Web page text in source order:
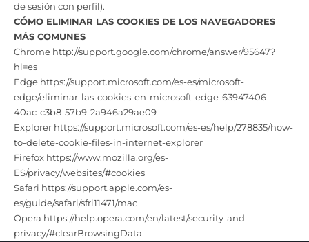
de sesión con perfil).
CÓMO ELIMINAR LAS COOKIES DE LOS NAVEGADORES
MÁS COMUNES
Chrome http://support.google.com/chrome/answer/95647?
hl=es
Edge https://support.microsoft.com/es-es/microsoft-
edge/eliminar-las-cookies-en-microsoft-edge-63947406-
40ac-c3b8-57b9-2a946a29ae09
Explorer https://support.microsoft.com/es-es/help/278835/how-
to-delete-cookie-files-in-internet-explorer
Firefox https://www.mozilla.org/es-
ES/privacy/websites/#cookies
Safari https://support.apple.com/es-
es/guide/safari/sfri11471/mac
Opera https://help.opera.com/en/latest/security-and-
privacy/#clearBrowsingData